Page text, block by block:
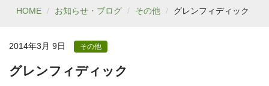
HOME お知らせ・ブログ その他 グレンフィディック
2014年3月 9日 その他
グレンフィディック